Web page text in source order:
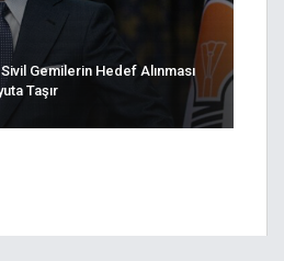
Gemilerin Hedef Alınması
Taşır